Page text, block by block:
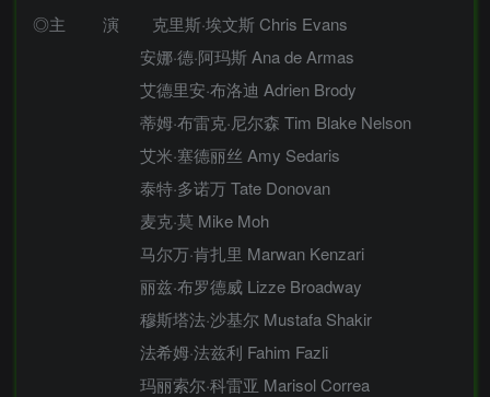
◎主 演 克里斯·埃文斯 Chris Evans
安娜·德·阿玛斯 Ana de Armas
艾德里安·布洛迪 Adrien Brody
蒂姆·布雷克·尼尔森 Tim Blake Nelson
艾米·塞德丽丝 Amy Sedaris
泰特·多诺万 Tate Donovan
麦克·莫 Mike Moh
马尔万·肯扎里 Marwan Kenzari
丽兹·布罗德威 Lizze Broadway
穆斯塔法·沙基尔 Mustafa Shakir
法希姆·法兹利 Fahim Fazli
玛丽索尔·科雷亚 Marisol Correa